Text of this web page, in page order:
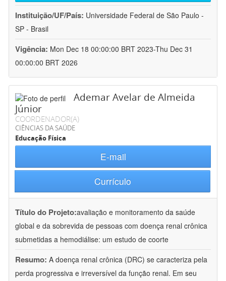
Instituição/UF/País: Universidade Federal de São Paulo -
SP - Brasil
Vigência: Mon Dec 18 00:00:00 BRT 2023-Thu Dec 31
00:00:00 BRT 2026
Ademar Avelar de Almeida
Júnior
COORDENADOR(A)
CIÊNCIAS DA SAÚDE
Educação Física
E-mail
Currículo
Título do Projeto:avaliação e monitoramento da saúde
global e da sobrevida de pessoas com doença renal crônica
submetidas a hemodiálise: um estudo de coorte
Resumo: A doença renal crônica (DRC) se caracteriza pela
perda progressiva e irreversível da função renal. Em seu